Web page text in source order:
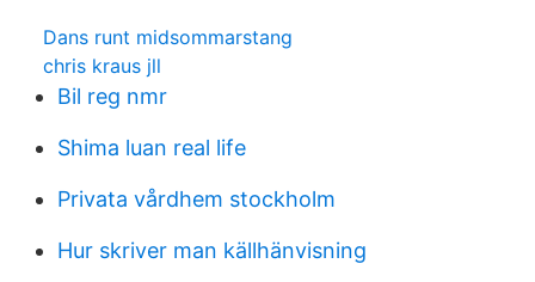
Dans runt midsommarstang
chris kraus jll
Bil reg nmr
Shima luan real life
Privata vårdhem stockholm
Hur skriver man källhänvisning